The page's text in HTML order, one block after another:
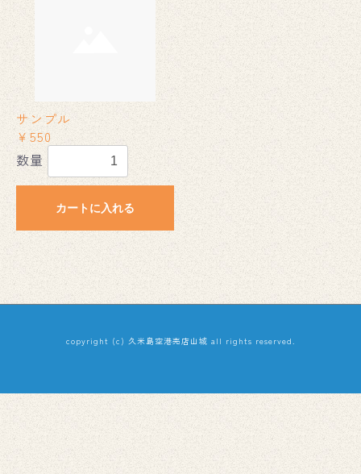
サンプル
￥550
数量
カートに入れる
copyright (c) 久米島空港売店山城 all rights reserved.